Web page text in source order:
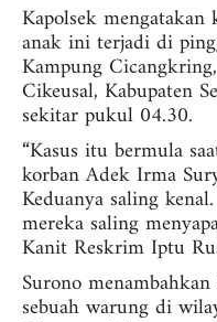
Kapolsek
anak ini terjadi di
Kampung
Cikeusal, Kabupaten
sekitar pukul 04.30.
“Kasus itu bermula
korban Adek Irma
Keduanya saling
mereka saling
Kanit Reskrim Iptu
Surono
sebuah warung di